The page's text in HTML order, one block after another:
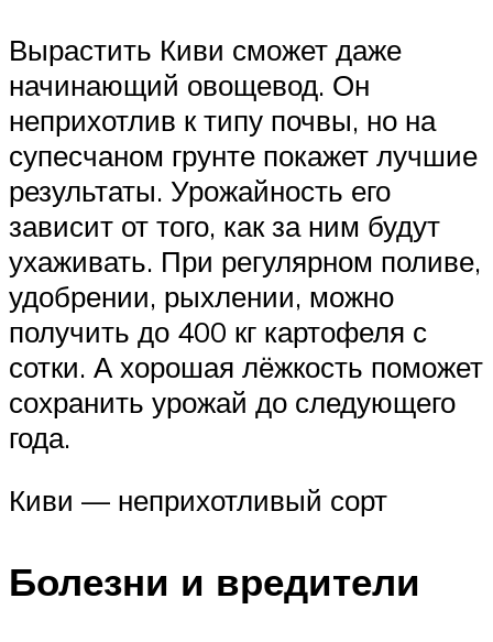
Вырастить Киви сможет даже
начинающий овощевод. Он
неприхотлив к типу почвы, но на
супесчаном грунте покажет лучшие
результаты. Урожайность его
зависит от того, как за ним будут
ухаживать. При регулярном поливе,
удобрении, рыхлении, можно
получить до 400 кг картофеля с
сотки. А хорошая лёжкость поможет
сохранить урожай до следующего
года.
Киви — неприхотливый сорт
Болезни и вредители